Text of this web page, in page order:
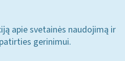
apie svetainės naudojimą ir
gerinimui.